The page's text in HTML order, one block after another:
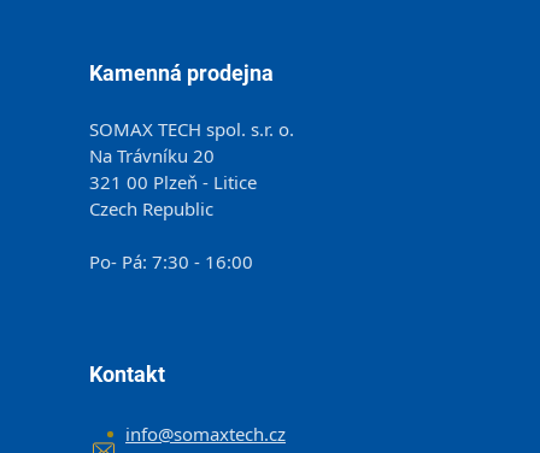
Kamenná prodejna
SOMAX TECH spol. s.r. o.
Na Trávníku 20
321 00 Plzeň - Litice
Czech Republic
Po- Pá: 7:30 - 16:00
Kontakt
info@somaxtech.cz